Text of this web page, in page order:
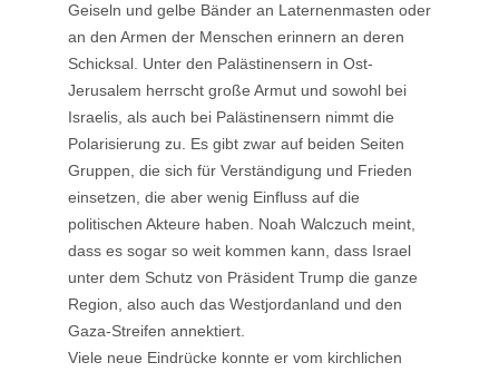
Geiseln und gelbe Bänder an Laternenmasten oder
an den Armen der Menschen erinnern an deren
Schicksal. Unter den Palästinensern in Ost-
Jerusalem herrscht große Armut und sowohl bei
Israelis, als auch bei Palästinensern nimmt die
Polarisierung zu. Es gibt zwar auf beiden Seiten
Gruppen, die sich für Verständigung und Frieden
einsetzen, die aber wenig Einfluss auf die
politischen Akteure haben. Noah Walczuch meint,
dass es sogar so weit kommen kann, dass Israel
unter dem Schutz von Präsident Trump die ganze
Region, also auch das Westjordanland und den
Gaza-Streifen annektiert.
Viele neue Eindrücke konnte er vom kirchlichen